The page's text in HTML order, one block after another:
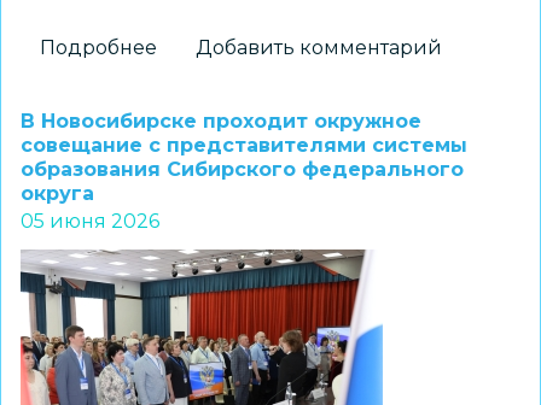
Подробнее
на
площадке
№185
завершилось
окружное
совещание
Сибирского
федерального
Добавить комментарий
В Новосибирске проходит окружное
совещание с представителями системы
образования Сибирского федерального
округа
05 июня 2026